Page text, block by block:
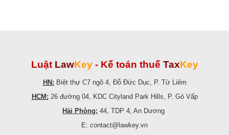
Luật LawKey - Kế toán thuế TaxKey
HN: Biệt thự C7 ngõ 4, Đỗ Đức Dục, P. Từ Liêm
HCM: 26 đường 04, KDC Cityland Park Hills, P. Gò Vấp
Hải Phòng: 44, TDP 4, An Dương
E: contact@lawkey.vn